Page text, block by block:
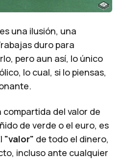
una ilusión, una
duro para
pero aun así, lo único
lo cual, si lo piensas,
del valor de
de verde o el euro, es
"valor" de todo el dinero,
incluso ante cualquier